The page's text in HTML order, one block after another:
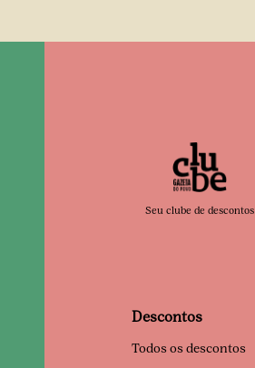
Seu clube de descontos
Descontos
Todos os descontos